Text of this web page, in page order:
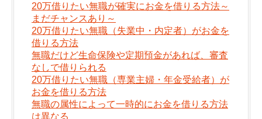
20万借りたい無職が確実にお金を借りる方法～
まだチャンスあり～
20万借りたい無職（失業中・内定者）がお金を
借りる方法
無職だけど生命保険や定期預金があれば、審査
なしで借りられる
20万借りたい無職（専業主婦・年金受給者）が
お金を借りる方法
無職の属性によって一時的にお金を借りる方法
は異なる